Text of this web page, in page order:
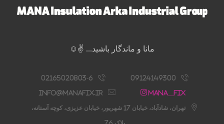
مانا و ماندگار باشید... ✌️☺️
09124149300
02165020803-6
Mana__fix
info@manafix.ir
تهران، شادآباد، خیابان 17 شهریور، خیابان عزیزی، کوچه آستانه،
پلاک 76